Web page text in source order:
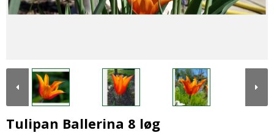
Tulipan Ballerina 8 løg